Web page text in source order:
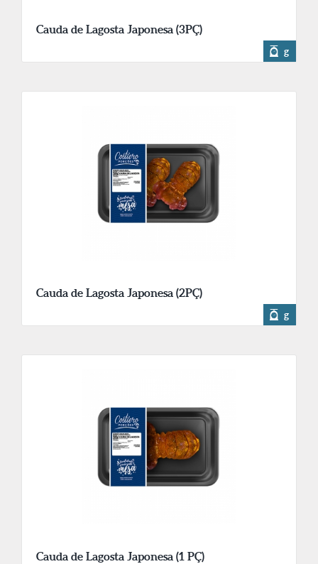
Cauda de Lagosta Japonesa (3PÇ)
g
Cauda de Lagosta Japonesa (2PÇ)
g
Cauda de Lagosta Japonesa (1 PÇ)